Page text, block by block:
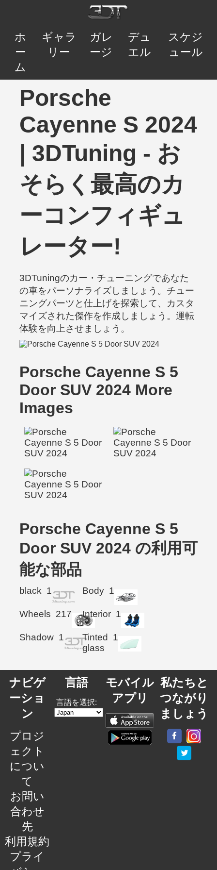
ホ
ー
ム
ギャラ
リー
ガレ
ージ
デュ
エル
スケジ
ュール
Porsche
Cayenne S 2024
| 3DTuning - お
そらく最高のカ
ーコンフィギュ
レーター!
3DTuningのカー・チューニングであなた
の車をパーソナライズしましょう。チュー
ニングパーツと仕上げを探索して、カスタ
マイズされた傑作を作成しましょう。運転
体験を向上させましょう。
Porsche Cayenne S 5
Door SUV 2024 More
Images
Porsche Cayenne S 5
Door SUV 2024 の利用可
能な部品
black 1 Body 1
Wheels 217 Interior 1
Shadow 1
Tinted
glass
1
ナビゲ
ーショ
ン
プロジ
ェクト
につい
て
お問い
合わせ
先
利用規約
プライ
言語
言語を選択:
モバイル
アプリ
私たちと
つながり
ましょう